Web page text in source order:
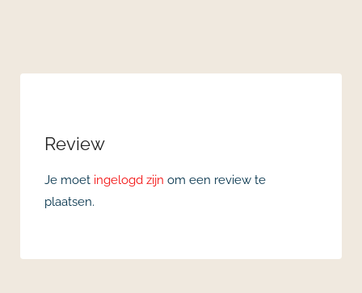
Review
Je moet ingelogd zijn om een review te
plaatsen.